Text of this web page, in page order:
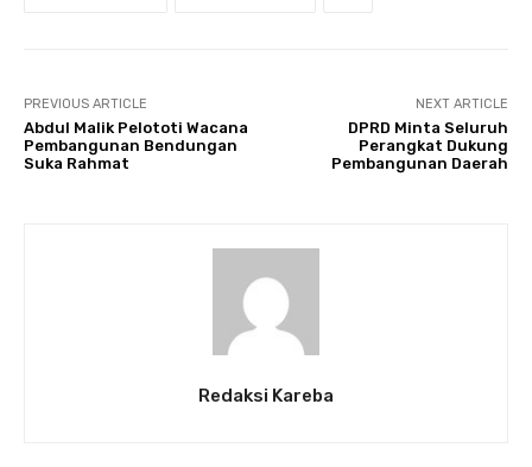
PREVIOUS ARTICLE
Abdul Malik Pelototi Wacana
Pembangunan Bendungan
Suka Rahmat
NEXT ARTICLE
DPRD Minta Seluruh
Perangkat Dukung
Pembangunan Daerah
Redaksi Kareba